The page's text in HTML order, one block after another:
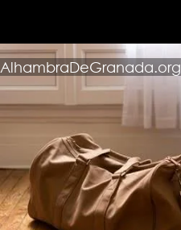
AlhambraDeGranada.org